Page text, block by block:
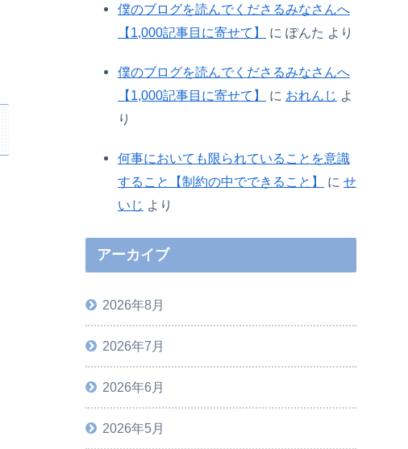
僕のブログを読んでくださるみなさんへ
【1,000記事目に寄せて】
に ぽんた より
僕のブログを読んでくださるみなさんへ
【1,000記事目に寄せて】
に おれんじ よ
り
何事においても限られていることを意識
すること【制約の中でできること】
に せ
いじ より
アーカイブ
2026年8月
2026年7月
2026年6月
2026年5月